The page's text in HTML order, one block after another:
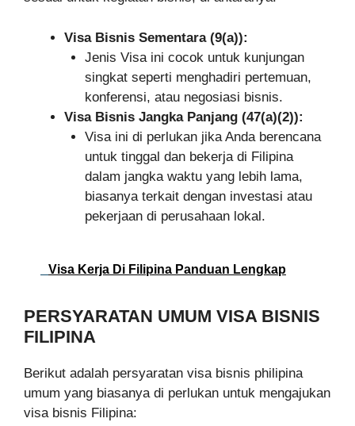
Visa Bisnis Sementara (9(a)):
Jenis Visa ini cocok untuk kunjungan
singkat seperti menghadiri pertemuan,
konferensi, atau negosiasi bisnis.
Visa Bisnis Jangka Panjang (47(a)(2)):
Visa ini di perlukan jika Anda berencana
untuk tinggal dan bekerja di Filipina
dalam jangka waktu yang lebih lama,
biasanya terkait dengan investasi atau
pekerjaan di perusahaan lokal.
Visa Kerja Di Filipina Panduan Lengkap
PERSYARATAN UMUM VISA BISNIS
FILIPINA
Berikut adalah persyaratan visa bisnis philipina
umum yang biasanya di perlukan untuk mengajukan
visa bisnis Filipina: